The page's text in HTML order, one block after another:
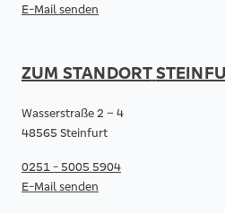
E-Mail senden
ZUM STANDORT
Wasserstraße 2 – 4
48565 Steinfurt
0251 - 5005 5904
E-Mail senden